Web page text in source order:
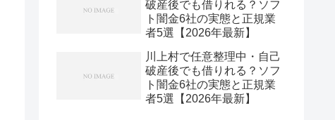
破産後でも借りれる？ソフ
ト闇金6社の実態と正規業
者5選【2026年最新】
川上村で任意整理中・自己
破産後でも借りれる？ソフ
ト闇金6社の実態と正規業
者5選【2026年最新】